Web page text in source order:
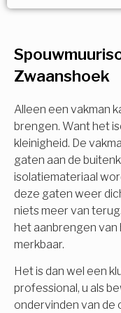
Zwaanshoek
Alleen een vakman
brengen. Want het
kleinigheid. De
gaten aan de
isolatiemateriaal
deze gaten weer
niets meer van
het aanbrengen
merkbaar.
Het is dan wel een
professional, u als
ondervinden van de